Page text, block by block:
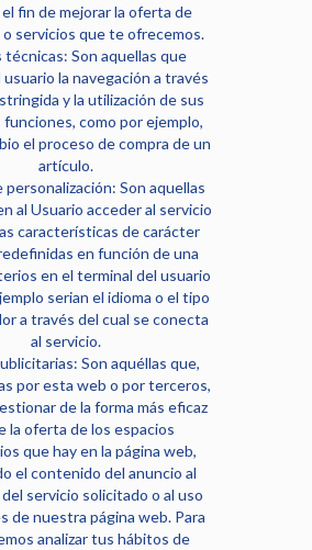
fin de mejorar la oferta de
servicios que te ofrecemos.
técnicas: Son aquellas que
la navegación a través
y la utilización de sus
como por ejemplo,
el proceso de compra de un
artículo.
personalización: Son aquellas
al Usuario acceder al servicio
características de carácter
en función de una
en el terminal del usuario
serian el idioma o el tipo
a través del cual se conecta
al servicio.
Son aquéllas que,
por esta web o por terceros,
de la forma más eficaz
la oferta de los espacios
que hay en la página web,
el contenido del anuncio al
servicio solicitado o al uso
de nuestra página web. Para
analizar tus hábitos de